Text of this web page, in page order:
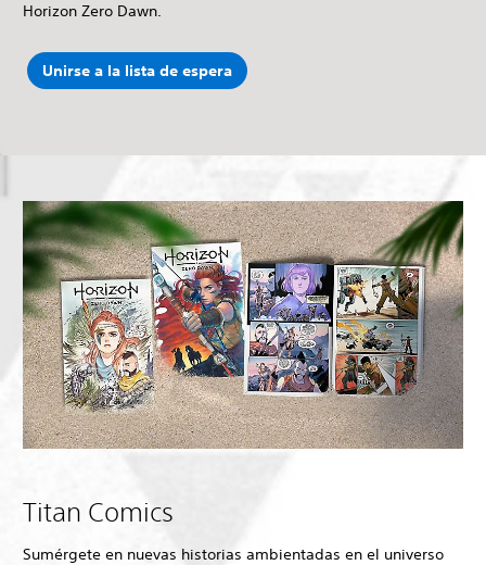
Horizon Zero Dawn.
Unirse a la lista de espera
Titan Comics
Sumérgete en nuevas historias ambientadas en el universo